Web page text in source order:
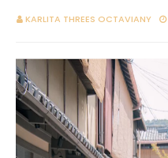
KARLITA THREES OCTAVIANY